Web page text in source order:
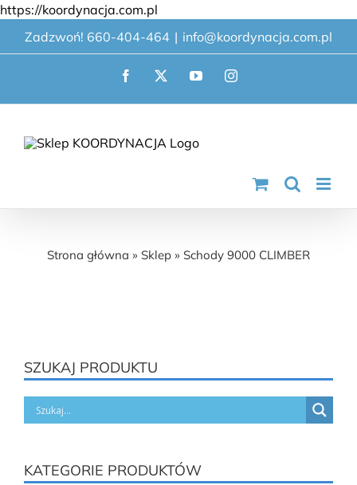
https://koordynacja.com.pl
do
zawartości
Zadzwoń! 660-404-464 | info@koordynacja.com.pl
Facebook
X YouTubeInstagram
Strona główna » Sklep » Schody 9000 CLIMBER
SZUKAJ PRODUKTU
KATEGORIE PRODUKTÓW